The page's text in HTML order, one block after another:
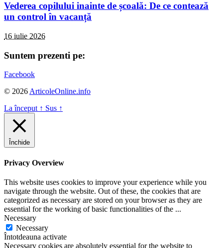
Vederea copilului inainte de școală: De ce contează
un control în vacanță
16 iulie 2026
Suntem prezenti pe:
Facebook
© 2026 ArticoleOnline.info
La început ↑ Sus ↑
Închide
Privacy Overview
This website uses cookies to improve your experience while you
navigate through the website. Out of these, the cookies that are
categorized as necessary are stored on your browser as they are
essential for the working of basic functionalities of the ...
Necessary
Necessary
Întotdeauna activate
Necessary cookies are absolutely essential for the website to